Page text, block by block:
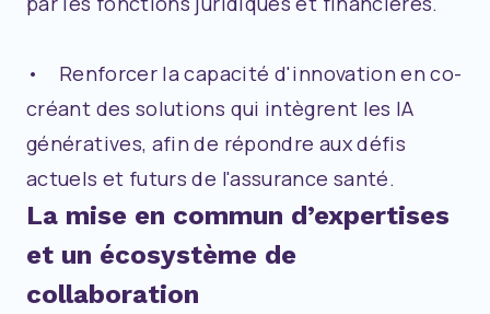
• Renforcer la capacité d'innovation en cо-
créant des solutions qui intègrent les IA
génératives, afin de répondre aux défis
actuels et futurs de l'assurance santé.
La mise en commun d’expertises
et un écosystème de
collaboration